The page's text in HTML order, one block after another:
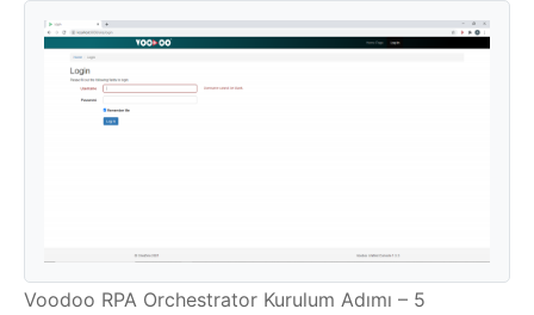
Voodoo RPA Orchestrator Kurulum Adımı – 5